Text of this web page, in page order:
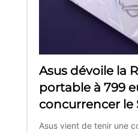
Asus dévoile la
portable à 799
concurrencer le
Asus vient de tenir une